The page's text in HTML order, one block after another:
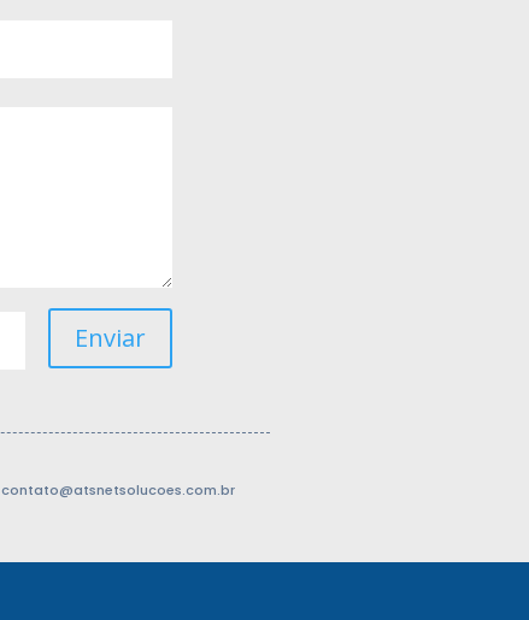
Enviar
contato@atsnetsolucoes.com.br